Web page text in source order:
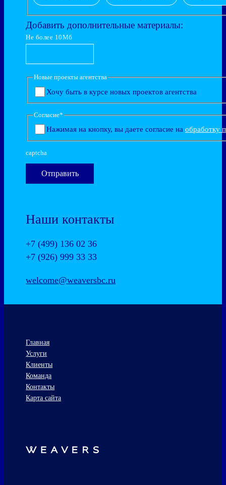
Добавить дополнительные материалы:
Не более 10Мб
Новые проекты агентства
Хочу быть в курсе новых проектов агентства
Согласие*
Нажимая на кнопку, вы даете согласие на обработку
captcha
Наши контакты
+7 (499) 136 02 36
+7 (926) 999 33 33
welcome@weaversbc.ru
Главная
Услуги
Клиенты
Команда
Контакты
Карта сайта